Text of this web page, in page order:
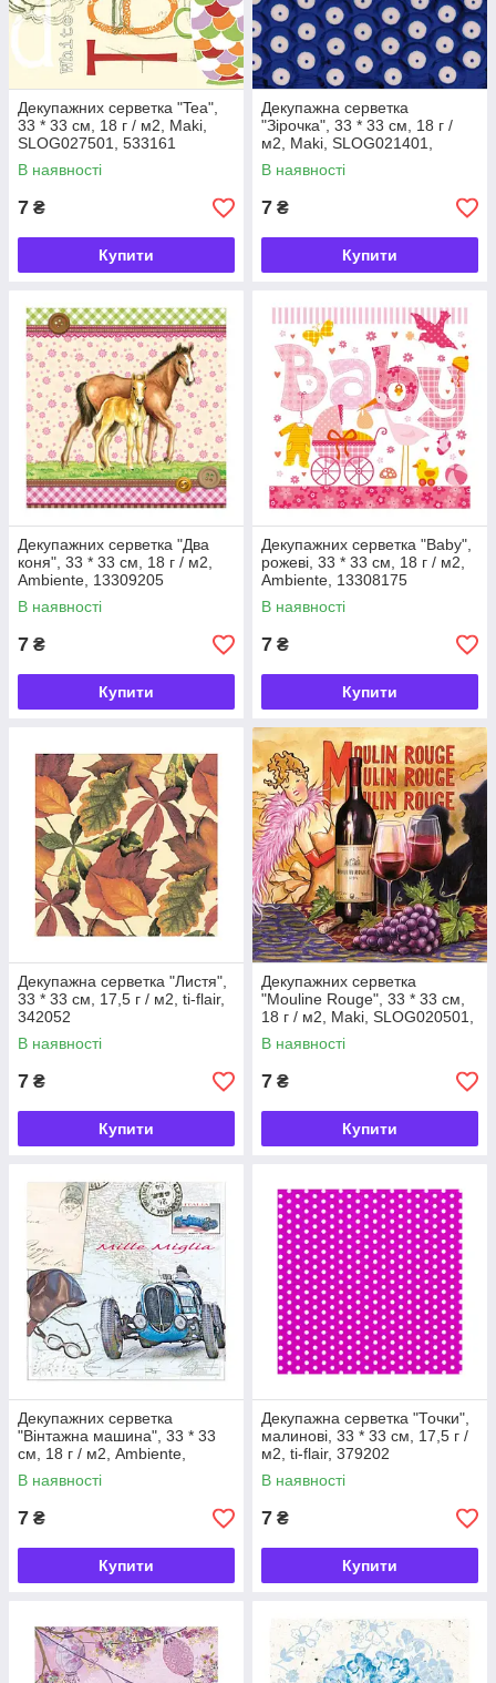
Декупажних серветка "Tea",
33 * 33 см, 18 г / м2, Maki,
SLOG027501, 533161
В наявності
7 ₴
Купити
Декупажна серветка
"Зірочка", 33 * 33 см, 18 г /
м2, Maki, SLOG021401,
532195
В наявності
7 ₴
Купити
Декупажних серветка "Два
коня", 33 * 33 см, 18 г / м2,
Ambiente, 13309205
В наявності
7 ₴
Купити
Декупажних серветка "Baby",
рожеві, 33 * 33 см, 18 г / м2,
Ambiente, 13308175
В наявності
7 ₴
Купити
Декупажна серветка "Листя",
33 * 33 см, 17,5 г / м2, ti-flair,
342052
В наявності
7 ₴
Купити
Декупажних серветка
"Mouline Rouge", 33 * 33 см,
18 г / м2, Maki, SLOG020501,
533031
В наявності
7 ₴
Купити
Декупажних серветка
"Вінтажна машина", 33 * 33
см, 18 г / м2, Ambiente,
13309175
В наявності
7 ₴
Купити
Декупажна серветка "Точки",
малинові, 33 * 33 см, 17,5 г /
м2, ti-flair, 379202
В наявності
7 ₴
Купити